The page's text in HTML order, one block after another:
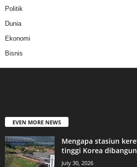
Politik
Dunia
Ekonomi
Bisnis
EVEN MORE NEWS
Mengapa stasiun
tinggi Korea
July 30, 2026